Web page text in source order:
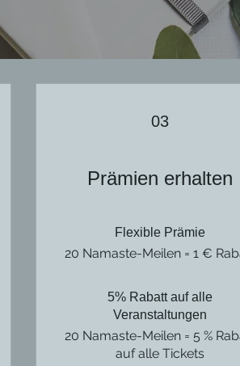
03
Prämien erhalten
Flexible Prämie
20 Namaste-Meilen = 1 €
5% Rabatt auf alle
Veranstaltungen
20 Namaste-Meilen = 5 %
auf alle Tickets